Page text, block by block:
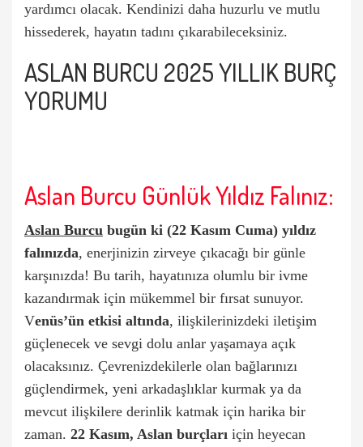
yardımcı olacak. Kendinizi daha huzurlu ve mutlu
hissederek, hayatın tadını çıkarabileceksiniz.
ASLAN BURCU 2025 YILLIK BURÇ
YORUMU
Aslan Burcu Günlük Yıldız Falınız:
Aslan Burcu bugün ki (22 Kasım Cuma) yıldız
falınızda, enerjinizin zirveye çıkacağı bir günle
karşınızda! Bu tarih, hayatınıza olumlu bir ivme
kazandırmak için mükemmel bir fırsat sunuyor.
Venüs’ün etkisi altında, ilişkilerinizdeki iletişim
güçlenecek ve sevgi dolu anlar yaşamaya açık
olacaksınız. Çevrenizdekilerle olan bağlarınızı
güçlendirmek, yeni arkadaşlıklar kurmak ya da
mevcut ilişkilere derinlik katmak için harika bir
zaman. 22 Kasım, Aslan burçları için heyecan